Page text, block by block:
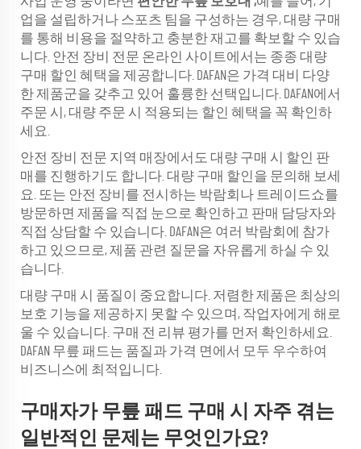
업을 설립하거나 스포츠 팀을 구성하는 경우, 대량 구매
를 통해 비용을 절약하고 충분한 재고를 확보할 수 있습
니다. 안전 장비 전문 온라인 사이트에서는 종종 대량
구매 할인 혜택을 제공합니다. DAFAN은 가격 대비 다양
한 제품군을 갖추고 있어 훌륭한 선택입니다. DAFAN에서
주문 시, 대량 주문 시 적용되는 할인 혜택을 꼭 확인하
세요.
안전 장비 전문 지역 매장에서도 대량 구매 시 할인 판
매를 진행하기도 합니다. 대량 구매 할인을 문의해 보세
요. 또는 안전 장비를 전시하는 박람회나 트레이드쇼를
방문하면 제품을 직접 눈으로 확인하고 판매 담당자와
직접 상담할 수 있습니다. DAFAN은 여러 박람회에 참가
하고 있으므로, 제품 관련 질문을 자유롭게 하실 수 있
습니다.
대량 구매 시 품질이 중요합니다. 저렴한 제품은 최상의
보호 기능을 제공하지 못할 수 있으며, 작업자에게 해로
울 수 있습니다. 구매 전 리뷰 평가를 먼저 확인하세요.
DAFAN 무릎 패드는 품질과 가격 면에서 모두 우수하여
비즈니스에 최적입니다.
구매자가 무릎 패드 구매 시 자주 겪는
일반적인 문제는 무엇인가요?